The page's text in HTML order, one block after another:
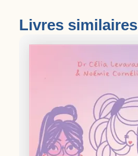
Livres similaires